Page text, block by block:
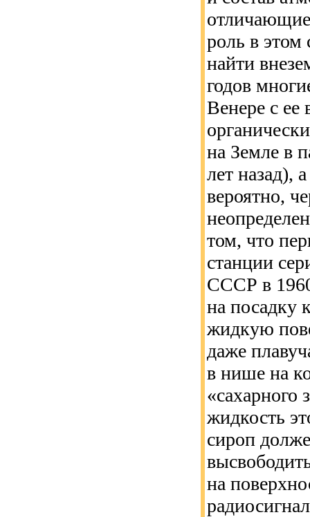
роль в этом
найти
годов
Венере с ее
на Земле в
лет назад),
вероятно,
том, что
станции
СССР в
на посадку
жидкую
даже
в нише на
«сахарного
жидкость
сироп
на